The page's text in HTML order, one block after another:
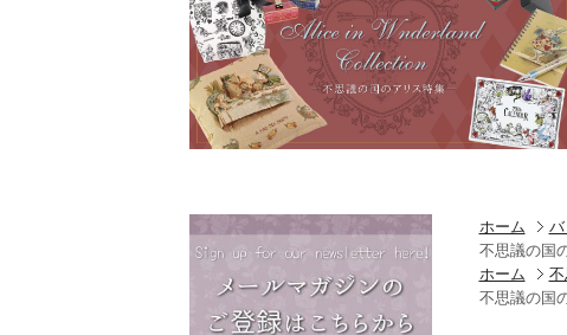
ホーム
不思議の国
ホーム
不思議の国